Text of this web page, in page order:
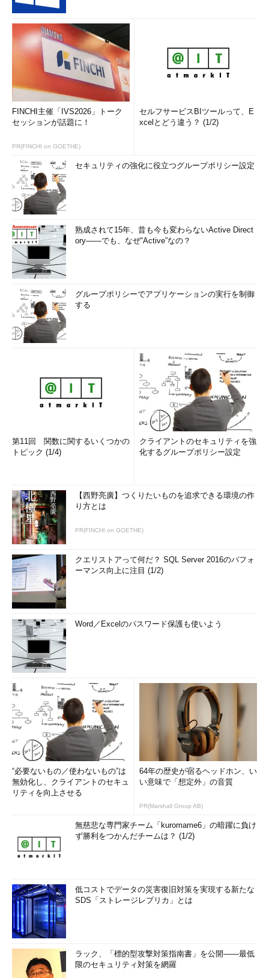
FINCHI主催「IVS2026」トーク
セッションが話題に！
PR(FINCHI on GOETHE)
セルフサービスBIツールって、E
xcelとどう違う？ (1/2)
セキュリティの強化に役立つグループポリシー設定
熟成されて15年、昔も今も変わらないActive Direct
ory――でも、なぜ“Active”なの？
グループポリシーでアプリケーションの実行を制御
する
第11回 関数に関するいくつかの
トピック (1/4)
クライアントのセキュリティを強
化するグループポリシー設定
【西野亮廣】つくりたいものを追求できる環境の作
り方とは
PR(FINCHI on GOETHE)
クエリストアって何だ？ SQL Server 2016のパフォ
ーマンス向上に注目 (1/2)
Word／Excelのパスワード保護も使いよう
“必要ないもの／使わないもの”は
無効化し、クライアントのセキュ
リティを向上させる
64年の歴史が宿るヘッドホン、い
い意味で「想定外」の音質
PR(Marshall Group AB)
無慈悲な専門家チーム「kuromame6」の暗躍に負け
ず勝利をつかんだチームは？ (1/2)
低コストでデータの災害復旧対策を実現する新たな
SDS「ストレージレプリカ」とは
ラック、「標的型攻撃対策指南書」を公開――最低
限のセキュリティ対策を網羅